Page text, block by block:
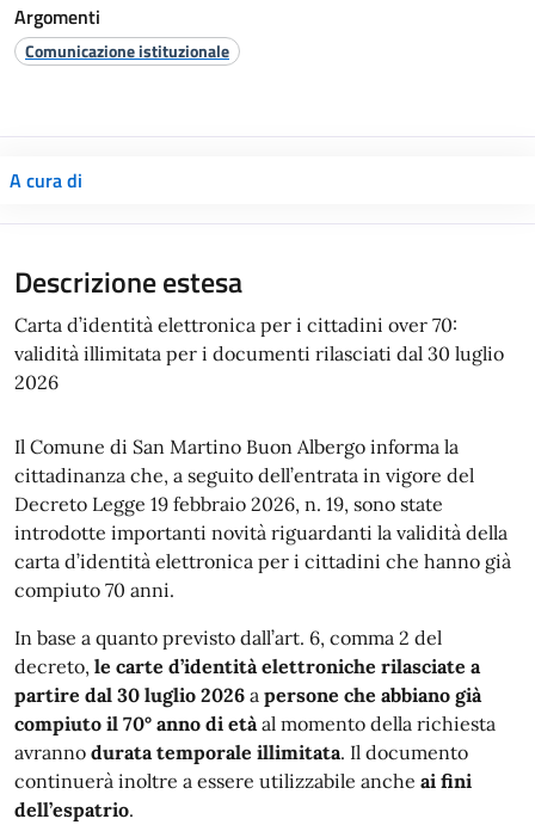
Argomenti
Comunicazione istituzionale
A cura di
Descrizione estesa
Carta d’identità elettronica per i cittadini over 70:
validità illimitata per i documenti rilasciati dal 30 luglio
2026
Il Comune di San Martino Buon Albergo informa la
cittadinanza che, a seguito dell’entrata in vigore del
Decreto Legge 19 febbraio 2026, n. 19, sono state
introdotte importanti novità riguardanti la validità della
carta d’identità elettronica per i cittadini che hanno già
compiuto 70 anni.
In base a quanto previsto dall’art. 6, comma 2 del
decreto, le carte d’identità elettroniche rilasciate a
partire dal 30 luglio 2026 a persone che abbiano già
compiuto il 70° anno di etàal momento della richiesta
avranno durata temporale illimitata. Il documento
continuerà inoltre a essere utilizzabile anche ai fini
dell’espatrio.